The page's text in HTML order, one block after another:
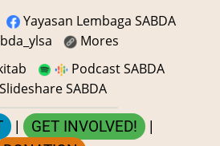
Yayasan Lembaga SABDA
Mores
Podcast SABDA
SABDA
| GET INVOLVED! |